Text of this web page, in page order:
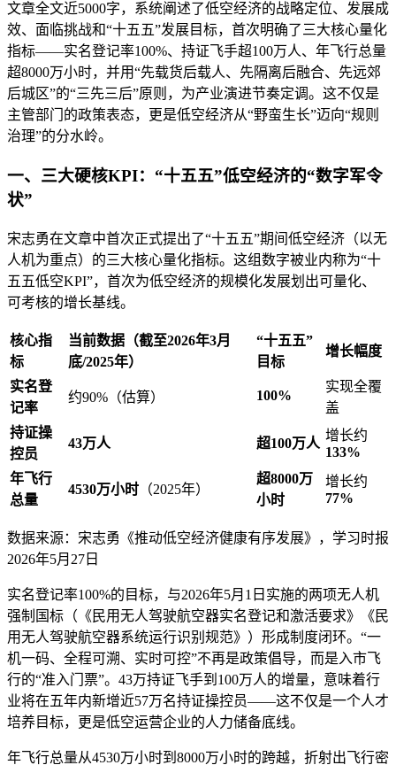
文章全文近5000字，系统阐述了低空经济的战略定位、发展成
效、面临挑战和“十五五”发展目标，首次明确了三大核心量化
指标——实名登记率100%、持证飞手超100万人、年飞行总量
超8000万小时，并用“先载货后载人、先隔离后融合、先远郊
后城区”的“三先三后”原则，为产业演进节奏定调。这不仅是
主管部门的政策表态，更是低空经济从“野蛮生长”迈向“规则
治理”的分水岭。
一、三大硬核KPI：“十五五”低空经济的“数字军令
状”
宋志勇在文章中首次正式提出了“十五五”期间低空经济（以无
人机为重点）的三大核心量化指标。这组数字被业内称为“十
五五低空KPI”，首次为低空经济的规模化发展划出可量化、
可考核的增长基线。
核心指
标
当前数据（截至2026年3月
底/2025年）
“十五五”
目标
增长幅度
实名登
记率
约90%（估算） 100%
实现全覆
盖
持证操
控员
43万人 超100万人
增长约
133%
年飞行
总量
4530万小时 （2025年）
超8000万
小时
增长约
77%
数据来源：宋志勇《推动低空经济健康有序发展》，学习时报
2026年5月27日
实名登记率100%的目标，与2026年5月1日实施的两项无人机
强制国标（《民用无人驾驶航空器实名登记和激活要求》《民
用无人驾驶航空器系统运行识别规范》）形成制度闭环。“一
机一码、全程可溯、实时可控”不再是政策倡导，而是入市飞
行的“准入门票”。43万持证飞手到100万人的增量，意味着行
业将在五年内新增近57万名持证操控员——这不仅是一个人才
培养目标，更是低空运营企业的人力储备底线。
年飞行总量从4530万小时到8000万小时的跨越，折射出飞行密